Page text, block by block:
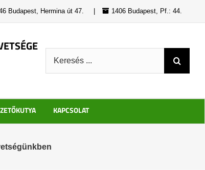
Budapest, Hermina út 47. 1406 Budapest, Pf.: 44.
KAPCSOLAT